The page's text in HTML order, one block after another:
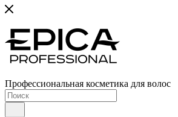
Профессиональная косметика для волос